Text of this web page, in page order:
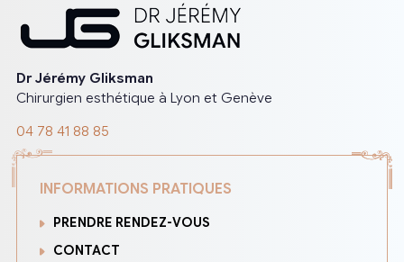
Dr Jérémy Gliksman
Chirurgien esthétique à Lyon et Genève
04 78 41 88 85
INFORMATIONS PRATIQUES
PRENDRE RENDEZ-VOUS
CONTACT